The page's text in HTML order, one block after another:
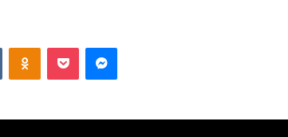
VKontakteOdnoklassniki
Pocket Messenger